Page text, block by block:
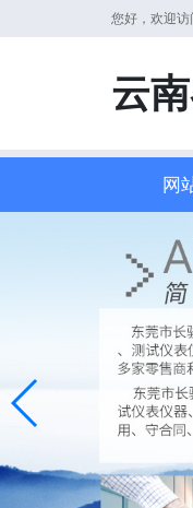
您好，欢迎
云
网